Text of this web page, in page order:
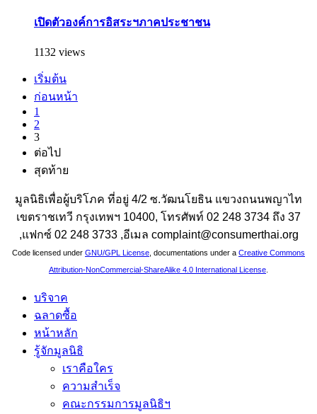
เปิดตัวองค์การอิสระฯภาคประชาชน
1132 views
เริ่มต้น
ก่อนหน้า
1
2
3
ต่อไป
สุดท้าย
มูลนิธิเพื่อผู้บริโภค ที่อยู่ 4/2 ซ.วัฒนโยธิน แขวงถนนพญาไท
เขตราชเทวี กรุงเทพฯ 10400, โทรศัพท์ 02 248 3734 ถึง 37
,แฟกซ์ 02 248 3733 ,อีเมล complaint@consumerthai.org
Code licensed under GNU/GPL License , documentations under a Creative Commons
Attribution-NonCommercial-ShareAlike 4.0 International License
บริจาค
ฉลาดซื้อ
หน้าหลัก
รู้จักมูลนิธิ
เราคือใคร
ความสำเร็จ
คณะกรรมการมูลนิธิฯ